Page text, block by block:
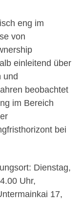
eng im
von
einleitend über
und
beobachtet
im Bereich
bei
Dienstag,
Uhr,
17,